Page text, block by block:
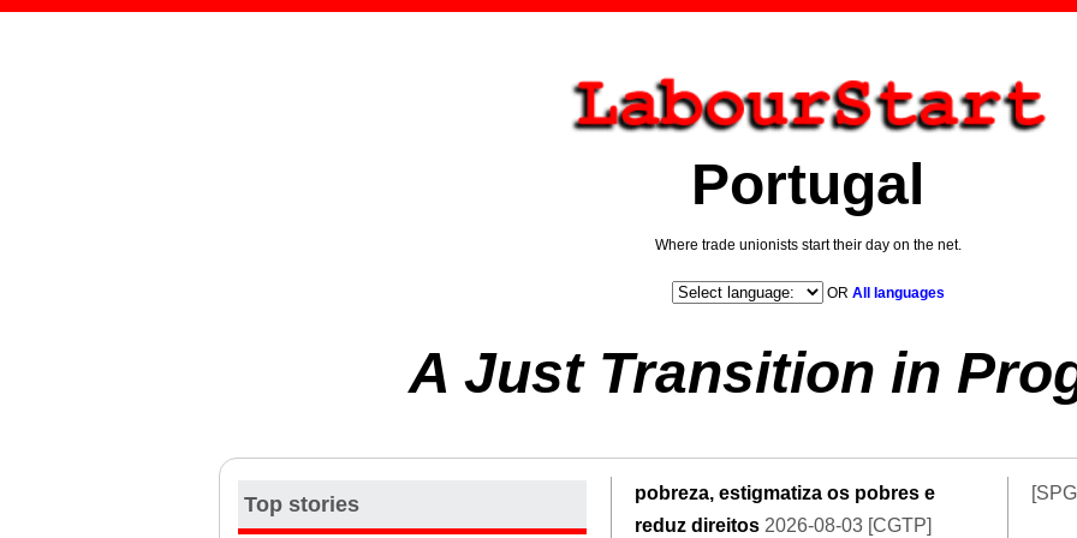
Portugal
Where trade unionists start their day on the net.
OR All languages
A Just Transition in
Top stories
pobreza, estigmatiza os pobres e
reduz direitos 2026-08-03 [CGTP]